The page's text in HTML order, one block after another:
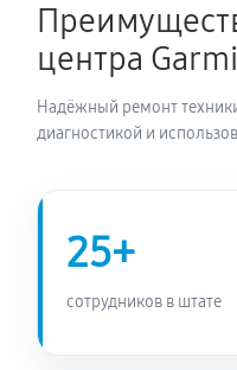
Замена Bluetooth
1800 руб
центра
Надёжный ремонт
диагностикой и
25+
сотрудников в штате